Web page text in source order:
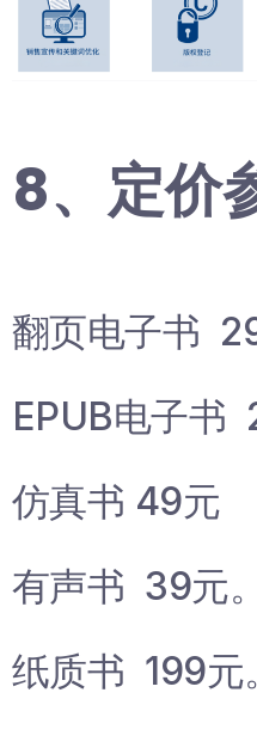
8、定价
翻页电子书 29
EPUB电子书
仿真书 49元
有声书 39元。
纸质书 199元。